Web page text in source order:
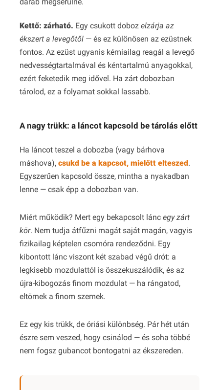
Kettő: zárható. Egy csukott doboz elzárja az
ékszert a levegőtől — és ez különösen az ezüstnek
fontos. Az ezüst ugyanis kémiailag reagál a levegő
nedvességtartalmával és kéntartalmú anyagokkal,
ezért feketedik meg idővel. Ha zárt dobozban
tárolod, ez a folyamat sokkal lassabb.
A nagy trükk: a láncot kapcsold be tárolás előtt
Ha láncot teszel a dobozba (vagy bárhova
máshova), csukd be a kapcsot, mielőtt elteszed.
Egyszerűen kapcsold össze, mintha a nyakadban
lenne — csak épp a dobozban van.
Miért működik? Mert egy bekapcsolt lánc egy zárt
kör. Nem tudja átfűzni magát saját magán, vagyis
fizikailag képtelen csomóra rendeződni. Egy
kibontott lánc viszont két szabad végű drót: a
legkisebb mozdulattól is összekuszálódik, és az
újra-kibogozás finom mozdulat — ha rángatod,
eltörnek a finom szemek.
Ez egy kis trükk, de óriási különbség. Pár hét után
észre sem veszed, hogy csinálod — és soha többé
nem fogsz gubancot bontogatni az ékszereden.